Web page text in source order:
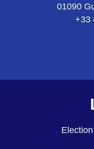
01090
+33